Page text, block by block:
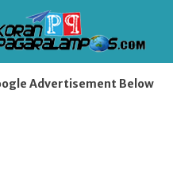
Advertisement Below